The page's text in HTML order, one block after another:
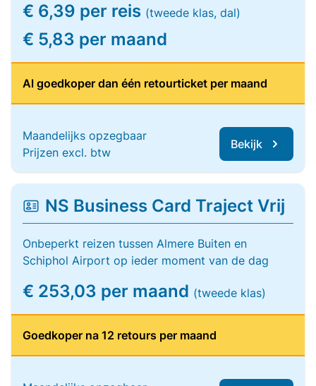
€ 6,39 per reis (tweede klas, dal)
€ 5,83 per maand
Al goedkoper dan één retourticket per maand
Maandelijks opzegbaar
Prijzen excl. btw
Bekijk
NS Business Card Traject Vrij
Onbeperkt reizen tussen Almere Buiten en
Schiphol Airport op ieder moment van de dag
€ 253,03 per maand (tweede klas)
Goedkoper na 12 retours per maand